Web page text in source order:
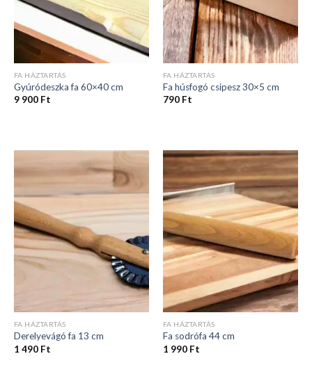
FA HÁZTARTÁS
Gyúródeszka fa 60×40 cm
9 900 Ft
FA HÁZTARTÁS
Fa húsfogó csipesz 30×5 cm
790 Ft
FA HÁZTARTÁS
Derelyevágó fa 13 cm
1 490 Ft
FA HÁZTARTÁS
Fa sodrófa 44 cm
1 990 Ft